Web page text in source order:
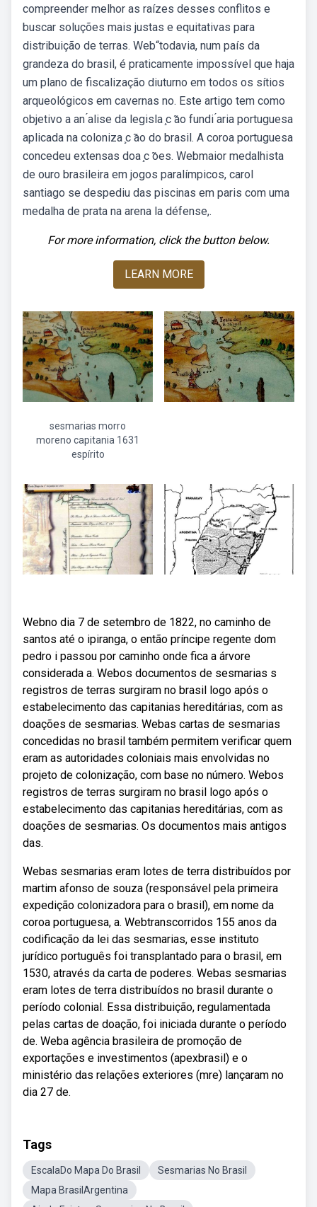
compreender melhor as raízes desses conflitos e
buscar soluções mais justas e equitativas para
distribuição de terras. Web“todavia, num país da
grandeza do brasil, é praticamente impossível que haja
um plano de fiscalização diuturno em todos os sítios
arqueológicos em cavernas no. Este artigo tem como
objetivo a an ́alise da legisla ̧c ̃ao fundi ́aria portuguesa
aplicada na coloniza ̧c ̃ao do brasil. A coroa portuguesa
concedeu extensas doa ̧c ̃oes. Webmaior medalhista
de ouro brasileira em jogos paralímpicos, carol
santiago se despediu das piscinas em paris com uma
medalha de prata na arena la défense,.
For more information, click the button below.
LEARN MORE
sesmarias morro
moreno capitania 1631
espírito
Webno dia 7 de setembro de 1822, no caminho de
santos até o ipiranga, o então príncipe regente dom
pedro i passou por caminho onde fica a árvore
considerada a. Webos documentos de sesmarias s
registros de terras surgiram no brasil logo após o
estabelecimento das capitanias hereditárias, com as
doações de sesmarias. Webas cartas de sesmarias
concedidas no brasil também permitem verificar quem
eram as autoridades coloniais mais envolvidas no
projeto de colonização, com base no número. Webos
registros de terras surgiram no brasil logo após o
estabelecimento das capitanias hereditárias, com as
doações de sesmarias. Os documentos mais antigos
das.
Webas sesmarias eram lotes de terra distribuídos por
martim afonso de souza (responsável pela primeira
expedição colonizadora para o brasil), em nome da
coroa portuguesa, a. Webtranscorridos 155 anos da
codificação da lei das sesmarias, esse instituto
jurídico português foi transplantado para o brasil, em
1530, através da carta de poderes. Webas sesmarias
eram lotes de terra distribuídos no brasil durante o
período colonial. Essa distribuição, regulamentada
pelas cartas de doação, foi iniciada durante o período
de. Weba agência brasileira de promoção de
exportações e investimentos (apexbrasil) e o
ministério das relações exteriores (mre) lançaram no
dia 27 de.
Tags
EscalaDo Mapa Do Brasil
Sesmarias No Brasil
Mapa BrasilArgentina